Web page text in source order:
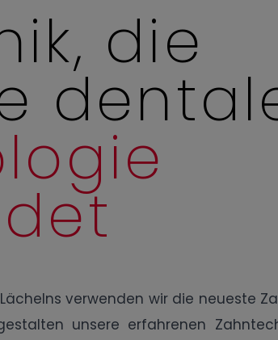
die
verwenden wir die neueste
unsere erfahrenen